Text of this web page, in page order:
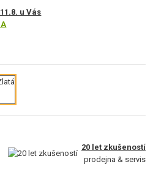
u Vás
20 let zkušeností
prodejna & servis